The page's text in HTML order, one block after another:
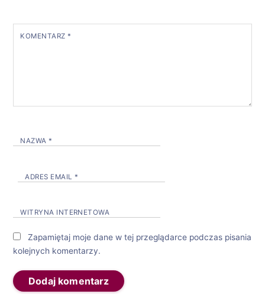
KOMENTARZ *
NAZWA *
ADRES EMAIL *
WITRYNA INTERNETOWA
Zapamiętaj moje dane w tej przeglądarce podczas pisania
kolejnych komentarzy.